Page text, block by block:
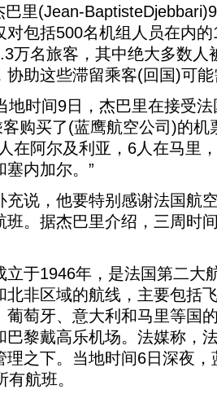
里(Jean-
对包括500名机组人员在内
万名旅客，其中绝大多数人
协助这些滞留乘客(回国)可
时间9日，杰巴里在接受法
客购买了(蓝鹰航空公司)的机
在阿尔及利亚，6人在马里
塞内加尔。”
说，他要特别感谢法国航
班。据杰巴里介绍，三周时
于1946年，是法国第二大
北非区域的航线，主要包括
葡萄牙、意大利和马里等国
巴黎戴高乐机场。法媒称，
理之下。当地时间6日深夜
航班。